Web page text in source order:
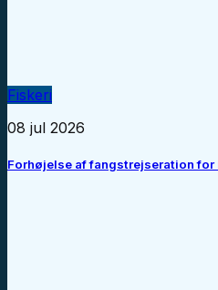
Fiskeri
08 jul 2026
Forhøjelse af fangstrejseration for